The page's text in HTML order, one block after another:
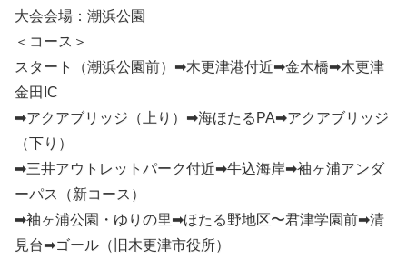
大会会場：潮浜公園
＜コース＞
スタート（潮浜公園前）➡︎木更津港付近➡︎金木橋➡︎木更津
金田IC
➡︎アクアブリッジ（上り）➡︎海ほたるPA➡︎アクアブリッジ
（下り）
➡︎三井アウトレットパーク付近➡︎牛込海岸➡︎袖ヶ浦アンダ
ーパス（新コース）
➡︎袖ヶ浦公園・ゆりの里➡︎ほたる野地区〜君津学園前➡︎清
見台➡︎ゴール（旧木更津市役所）